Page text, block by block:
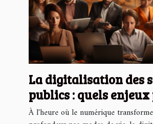
La digitalisation des
publics : quels enjeux
citoyens ?
À l'heure où le numérique